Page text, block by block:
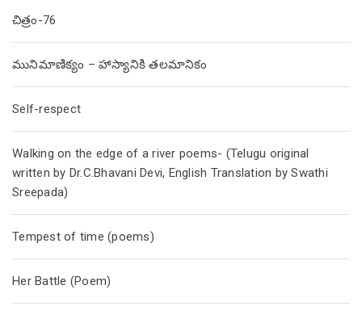
చిత్రం-76
మునిమాణిక్యం – హాస్యానికి తలమానికం
Self-respect
Walking on the edge of a river poems- (Telugu original
written by Dr.C.Bhavani Devi, English Translation by Swathi
Sreepada)
Tempest of time (poems)
Her Battle (Poem)